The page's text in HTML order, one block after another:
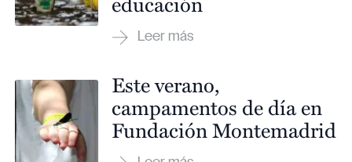
Este verano,
campamentos de día en
Fundación Montemadrid